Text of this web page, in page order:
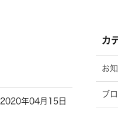
2020年04月15日
カ
お
ブ